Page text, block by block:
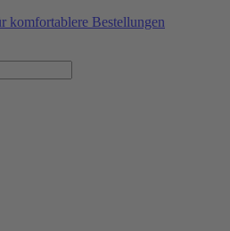
komfortablere Bestellungen